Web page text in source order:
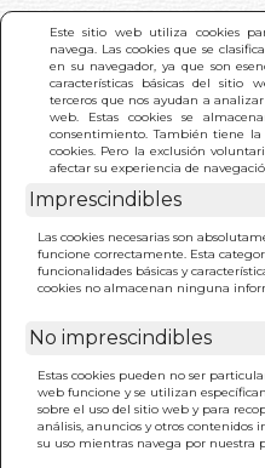
Este sitio web utiliza cookies
navega. Las cookies que se
en su navegador, ya que son
características básicas del sitio
terceros que nos ayudan a
web. Estas cookies se
consentimiento. También tiene
cookies. Pero la exclusión
afectar su experiencia de
Imprescindibles
Las cookies necesarias son
funcione correctamente. Esta
funcionalidades básicas y
cookies no almacenan ninguna
No imprescindibles
Estas cookies pueden no ser
web funcione y se utilizan
sobre el uso del sitio web y para
análisis, anuncios y otros contenidos
su uso mientras navega por nuestra
INICIO >